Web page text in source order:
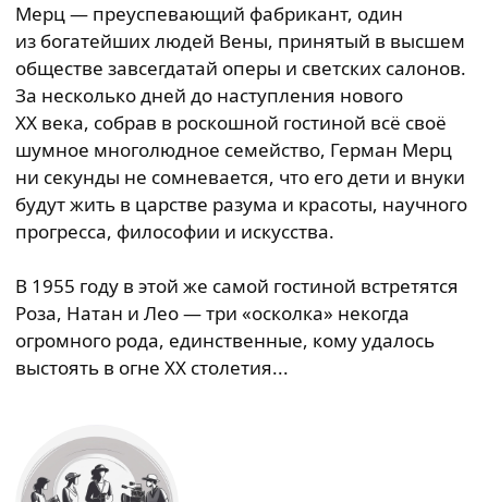
Мерц — преуспевающий фабрикант, один
из богатейших людей Вены, принятый в высшем
обществе завсегдатай оперы и светских салонов.
За несколько дней до наступления нового
XX века, собрав в роскошной гостиной всё своё
шумное многолюдное семейство, Герман Мерц
ни секунды не сомневается, что его дети и внуки
будут жить в царстве разума и красоты, научного
прогресса, философии и искусства.
В 1955 году в этой же самой гостиной встретятся
Роза, Натан и Лео — три «осколка» некогда
огромного рода, единственные, кому удалось
выстоять в огне XX столетия...